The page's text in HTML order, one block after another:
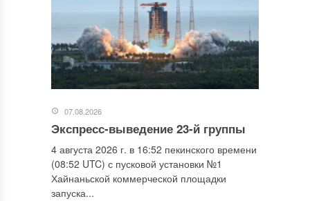
07.08.2026
Экспресс-выведение 23-й группы
4 августа 2026 г. в 16:52 пекинского времени
(08:52 UTC) с пусковой установки №1
Хайнаньской коммерческой площадки
запуска...